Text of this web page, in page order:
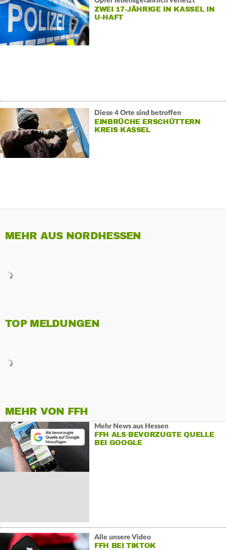
ZWEI 17-JÄHRIGE IN KASSEL IN
U-HAFT
Diese 4 Orte sind betroffen
EINBRÜCHE ERSCHÜTTERN
KREIS KASSEL
MEHR AUS NORDHESSEN
TOP MELDUNGEN
MEHR VON FFH
Mehr News aus Hessen
FFH ALS BEVORZUGTE QUELLE
BEI GOOGLE
Alle unsere Video
FFH BEI TIKTOK